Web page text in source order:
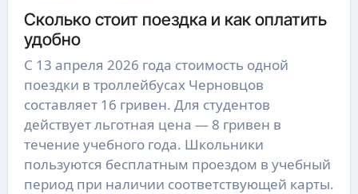
Сколько стоит поездка и как оплатить
удобно
С 13 апреля 2026 года стоимость одной
поездки в троллейбусах Черновцов
составляет 16 гривен. Для студентов
действует льготная цена — 8 гривен в
течение учебного года. Школьники
пользуются бесплатным проездом в учебный
период при наличии соответствующей карты.